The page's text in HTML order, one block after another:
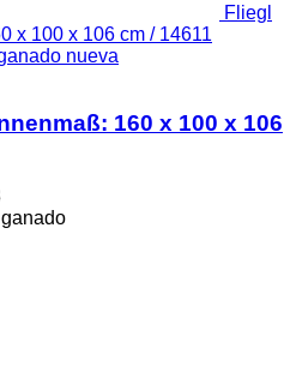
Fliegl
x 100 x 106 cm / 14611
nueva
160 x 100 x 106